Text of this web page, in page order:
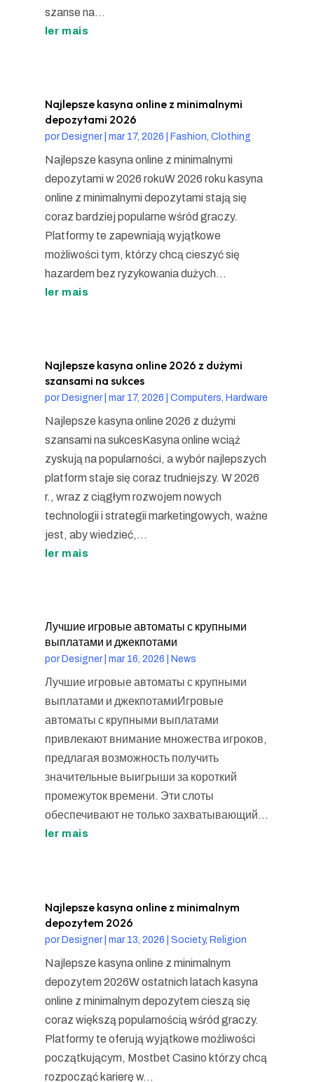
szanse na...
ler mais
Najlepsze kasyna online z minimalnymi
depozytami 2026
por Designer| mar 17, 2026 Fashion, Clothing
Najlepsze kasyna online z minimalnymi
depozytami w 2026 rokuW 2026 roku kasyna
online z minimalnymi depozytami stają się
coraz bardziej popularne wśród graczy.
Platformy te zapewniają wyjątkowe
możliwości tym, którzy chcą cieszyć się
hazardem bez ryzykowania dużych...
ler mais
Najlepsze kasyna online 2026 z dużymi
szansami na sukces
por Designer| mar 17, 2026 Computers, Hardware
Najlepsze kasyna online 2026 z dużymi
szansami na sukcesKasyna online wciąż
zyskują na popularności, a wybór najlepszych
platform staje się coraz trudniejszy. W 2026
r., wraz z ciągłym rozwojem nowych
technologii i strategii marketingowych, ważne
jest, aby wiedzieć,...
ler mais
Лучшие игровые автоматы с крупными
выплатами и джекпотами
por Designer| mar 16, 2026 News
Лучшие игровые автоматы с крупными
выплатами и джекпотамиИгровые
автоматы с крупными выплатами
привлекают внимание множества игроков,
предлагая возможность получить
значительные выигрыши за короткий
промежуток времени. Эти слоты
обеспечивают не только захватывающий...
ler mais
Najlepsze kasyna online z minimalnym
depozytem 2026
porDesigner| mar 13, 2026 Society, Religion
Najlepsze kasyna online z minimalnym
depozytem 2026W ostatnich latach kasyna
online z minimalnym depozytem cieszą się
coraz większą popularnością wśród graczy.
Platformy te oferują wyjątkowe możliwości
początkującym, Mostbet Casino którzy chcą
rozpocząć karierę w...